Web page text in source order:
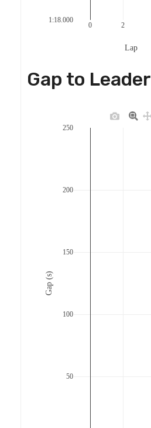
0 2
1:18.000
Lap
Gap to Leader
50
100
150
200
250
Gap (s)